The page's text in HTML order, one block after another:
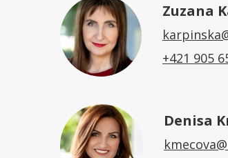
Zuzana
+421 905
Denisa